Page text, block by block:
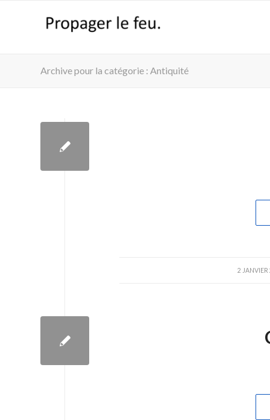
Archive pour la catégorie : Antiquité
2 JANVIER
/